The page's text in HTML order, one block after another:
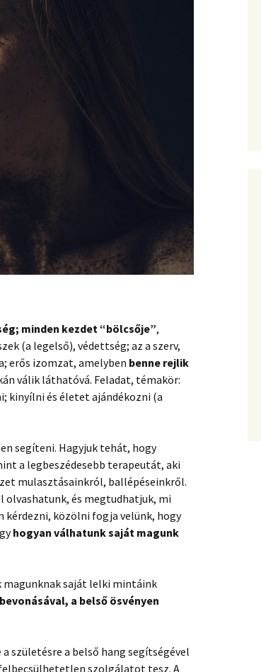
minden kezdet “bölcsője”,
(a legelső), védettség; az a szerv,
erős izomzat, amelyben benne rejlik
válik láthatóvá. Feladat, témakör:
kinyílni és életet ajándékozni (a
segíteni. Hagyjuk tehát, hogy
a legbeszédesebb terapeutát, aki
mulasztásainkról, ballépéseinkről.
olvashatunk, és megtudhatjuk, mi
kérdezni, közölni fogja velünk, hogy
hogyan válhatunk saját magunk
saját lelki mintáink
a belső ösvényen
születésre a belső hang segítségével
szolgálatot tesz. A